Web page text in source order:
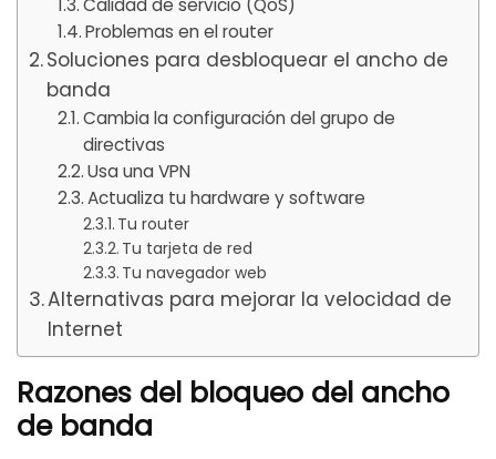
Calidad de servicio (QoS)
Problemas en el router
Soluciones para desbloquear el ancho de
banda
Cambia la configuración del grupo de
directivas
Usa una VPN
Actualiza tu hardware y software
Tu router
Tu tarjeta de red
Tu navegador web
Alternativas para mejorar la velocidad de
Internet
Razones del bloqueo del ancho
de banda